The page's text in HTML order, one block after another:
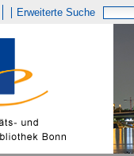
Erweiterte Suche